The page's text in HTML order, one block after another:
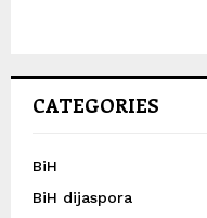
CATEGORIES
BiH
BiH dijaspora